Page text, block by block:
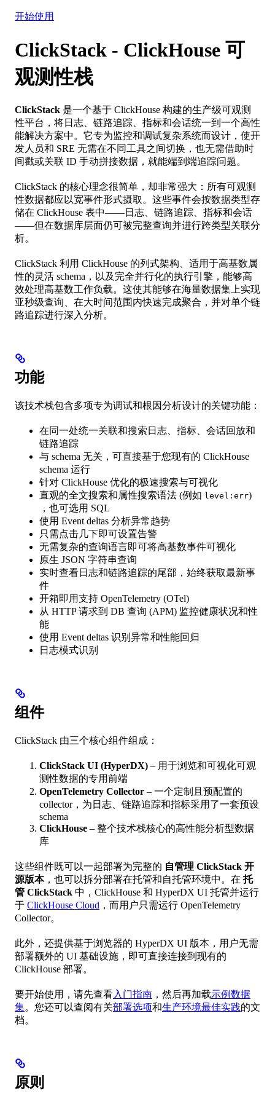
开始使用
ClickStack - ClickHouse 可
观测性栈
ClickStack 是一个基于 ClickHouse 构建的生产级可观测
性平台，将日志、链路追踪、指标和会话统一到一个高性
能解决方案中。它专为监控和调试复杂系统而设计，使开
发人员和 SRE 无需在不同工具之间切换，也无需借助时
间戳或关联 ID 手动拼接数据，就能端到端追踪问题。
ClickStack 的核心理念很简单，却非常强大：所有可观测
性数据都应以宽事件形式摄取。这些事件会按数据类型存
储在 ClickHouse 表中——日志、链路追踪、指标和会话
——但在数据库层面仍可被完整查询并进行跨类型关联分
析。
ClickStack 利用 ClickHouse 的列式架构、适用于高基数属
性的灵活 schema，以及完全并行化的执行引擎，能够高
效处理高基数工作负载。这使其能够在海量数据集上实现
亚秒级查询、在大时间范围内快速完成聚合，并对单个链
路追踪进行深入分析。
功能
该技术栈包含多项专为调试和根因分析设计的关键功能：
在同一处统一关联和搜索日志、指标、会话回放和
链路追踪
与 schema 无关，可直接基于您现有的 ClickHouse
schema 运行
针对 ClickHouse 优化的极速搜索与可视化
直观的全文搜索和属性搜索语法 (例如 level:err)
，也可选用 SQL
使用 Event deltas 分析异常趋势
只需点击几下即可设置告警
无需复杂的查询语言即可将高基数事件可视化
原生 JSON 字符串查询
实时查看日志和链路追踪的尾部，始终获取最新事
件
开箱即用支持 OpenTelemetry (OTel)
从 HTTP 请求到 DB 查询 (APM) 监控健康状况和性
能
使用 Event deltas 识别异常和性能回归
日志模式识别
组件
ClickStack 由三个核心组件组成：
ClickStack UI (HyperDX) – 用于浏览和可视化可观
测性数据的专用前端
OpenTelemetry Collector – 一个定制且预配置的
collector，为日志、链路追踪和指标采用了一套预设
schema
ClickHouse – 整个技术栈核心的高性能分析型数据
库
这些组件既可以一起部署为完整的 自管理 ClickStack 开
源版本，也可以拆分部署在托管和自托管环境中。在托
管 ClickStack 中，ClickHouse 和 HyperDX UI 托管并运行
于 ClickHouse Cloud ，而用户只需运行 OpenTelemetry
Collector。
此外，还提供基于浏览器的 HyperDX UI 版本，用户无需
部署额外的 UI 基础设施，即可直接连接到现有的
ClickHouse 部署。
要开始使用，请先查看入门指南 ，然后再加载示例数据
集。您还可以查阅有关部署选项和生产环境最佳实践的文
档。
原则